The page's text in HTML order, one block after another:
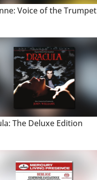
Voice of the Trumpet
The Deluxe Edition